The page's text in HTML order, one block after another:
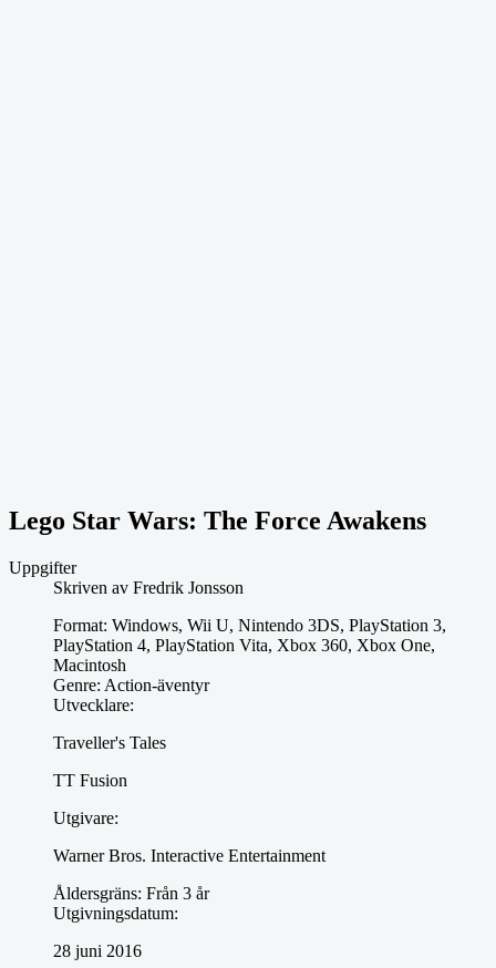
Lego Star Wars: The Force Awakens
Uppgifter
Skriven av Fredrik Jonsson
Format: Windows, Wii U, Nintendo 3DS, PlayStation 3,
PlayStation 4, PlayStation Vita, Xbox 360, Xbox One,
Macintosh
Genre: Action-äventyr
Utvecklare:
Traveller's Tales
TT Fusion
Utgivare:
Warner Bros. Interactive Entertainment
Åldersgräns: Från 3 år
Utgivningsdatum:
28 juni 2016